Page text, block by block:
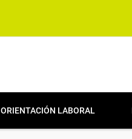
ORIENTACIÓN LABORAL